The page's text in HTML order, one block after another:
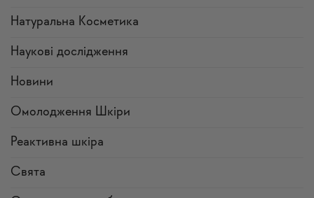
Натуральна Косметика
Наукові дослідження
Новини
Омолодження Шкіри
Реактивна шкіра
Свята